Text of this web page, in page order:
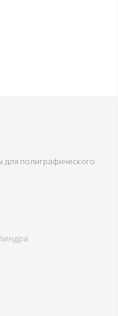
для полиграфического